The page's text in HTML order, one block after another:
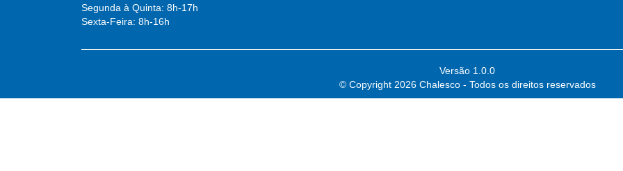
Segunda à Quinta: 8h-17h
Sexta-Feira: 8h-16h
Versão 1.0.0
© Copyright 2026 Chalesco - Todos os direitos reservados